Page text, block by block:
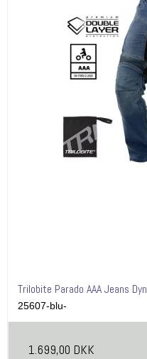
Trilobite Parado AAA Jeans
25607-blu-
1.699,00 DKK